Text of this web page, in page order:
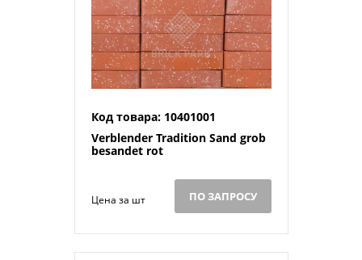
Код товара: 10401001
Verblender Tradition Sand grob
besandet rot
Цена за шт ПО ЗАПРОСУ